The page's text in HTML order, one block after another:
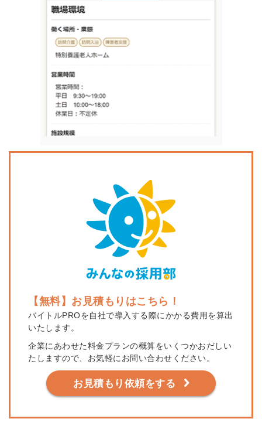
【無料】お見積もりはこちら！
バイトルPROを自社で導入する際にかかる費用を算出
いたします。
企業にあわせた料金プランの概算をいくつかおだしい
たしますので、お気軽にお問い合わせください。
お見積もり依頼をする